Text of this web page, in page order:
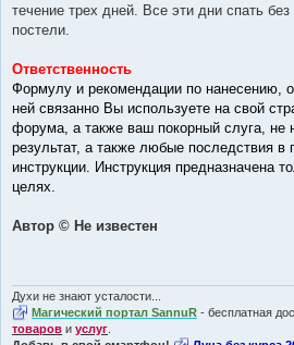
течение трех дней. Все эти дни спать
постели.
Ответственность
Формулу и рекомендации по нанесению,
ней связанно Вы используете на свой
форума, а также ваш покорный слуга, не
результат, а также любые последствия в
инструкции. Инструкция предназначена
целях.
Автор © Не известен
Духи не знают усталости...
Магический портал SannuR - бесплатная
товаров и услуг